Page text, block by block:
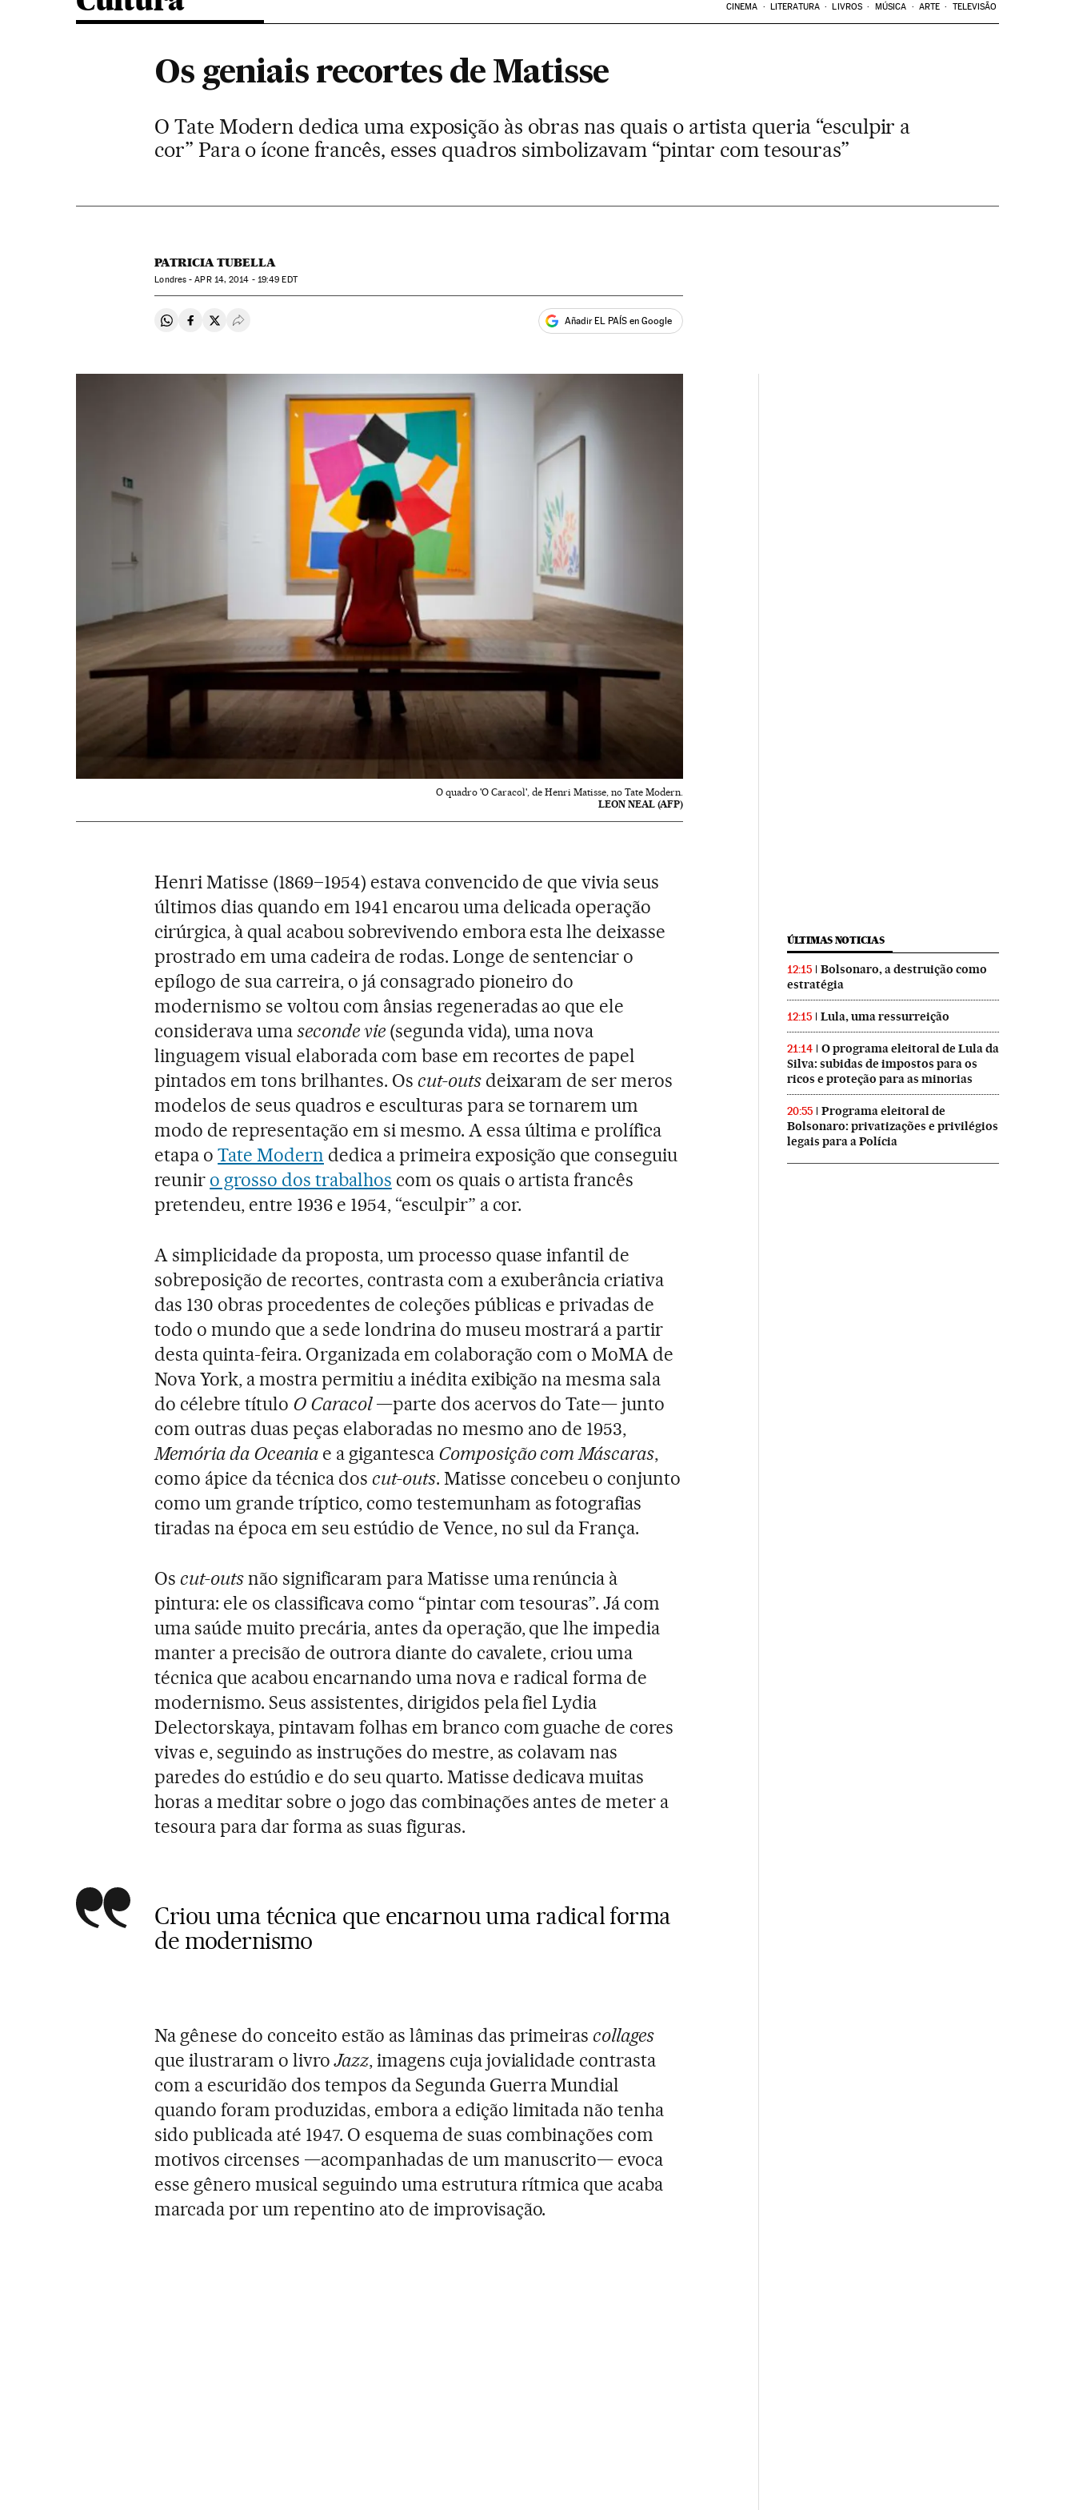
CINEMA LITERATURA LIVROS MÚSICA ARTE TELEVISÃO
Os geniais recortes de Matisse
O Tate Modern dedica uma exposição às obras nas quais o artista queria “esculpir a
cor” Para o ícone francês, esses quadros simbolizavam “pintar com tesouras”
PATRICIA TUBELLA
Londres -APR14, 2014 - 19:49 EDT
Compartir en Whatsapp
Compartir en Facebook
Compartir en Twitter
Desplegar Redes Sociales Añadir EL PAÍS en Google
O quadro 'O Caracol', de Henri Matisse, no Tate Modern.
LEON NEAL (AFP)
Henri Matisse (1869–1954) estava convencido de que vivia seus
últimos dias quando em 1941 encarou uma delicada operação
cirúrgica, à qual acabou sobrevivendo embora esta lhe deixasse
prostrado em uma cadeira de rodas. Longe de sentenciar o
epílogo de sua carreira, o já consagrado pioneiro do
modernismo se voltou com ânsias regeneradas ao que ele
considerava umaseconde vie(segunda vida), uma nova
linguagem visual elaborada com base em recortes de papel
pintados em tons brilhantes. Os cut-outsdeixaram de ser meros
modelos de seus quadros e esculturas para se tornarem um
modo de representação em si mesmo. A essa última e prolífica
etapa oTate Modern dedica a primeira exposição que conseguiu
reunir o grosso dos trabalhos com os quais o artista francês
pretendeu, entre 1936 e 1954, “esculpir” a cor.
A simplicidade da proposta, um processo quase infantil de
sobreposição de recortes, contrasta com a exuberância criativa
das 130 obras procedentes de coleções públicas e privadas de
todo o mundo que a sede londrina do museu mostrará a partir
desta quinta-feira. Organizada em colaboração com o MoMA de
Nova York, a mostra permitiu a inédita exibição na mesma sala
do célebre título O Caracol—parte dos acervos do Tate— junto
com outras duas peças elaboradas no mesmo ano de 1953,
Memória da Oceania e a gigantesca Composição com Máscaras,
como ápice da técnica dos cut-outs. Matisse concebeu o conjunto
como um grande tríptico, como testemunham as fotografias
tiradas na época em seu estúdio de Vence, no sul da França.
Os cut-outsnão significaram para Matisse uma renúncia à
pintura: ele os classificava como “pintar com tesouras”. Já com
uma saúde muito precária, antes da operação, que lhe impedia
manter a precisão de outrora diante do cavalete, criou uma
técnica que acabou encarnando uma nova e radical forma de
modernismo. Seus assistentes, dirigidos pela fiel Lydia
Delectorskaya, pintavam folhas em branco com guache de cores
vivas e, seguindo as instruções do mestre, as colavam nas
paredes do estúdio e do seu quarto. Matisse dedicava muitas
horas a meditar sobre o jogo das combinações antes de meter a
tesoura para dar forma as suas figuras.
Criou uma técnica que encarnou uma radical forma
de modernismo
Na gênese do conceito estão as lâminas das primeiras collages
que ilustraram o livroJazz, imagens cuja jovialidade contrasta
com a escuridão dos tempos da Segunda Guerra Mundial
quando foram produzidas, embora a edição limitada não tenha
sido publicada até 1947. O esquema de suas combinações com
motivos circenses —acompanhadas de um manuscrito— evoca
esse gênero musical seguindo uma estrutura rítmica que acaba
marcada por um repentino ato de improvisação.
ÚLTIMAS NOTICIAS
12:15
Bolsonaro, a destruição como
estratégia
12:15 Lula, uma ressurreição
21:14
O programa eleitoral de Lula da
Silva: subidas de impostos para os
ricos e proteção para as minorias
20:55
Programa eleitoral de
Bolsonaro: privatizações e privilégios
legais para a Polícia